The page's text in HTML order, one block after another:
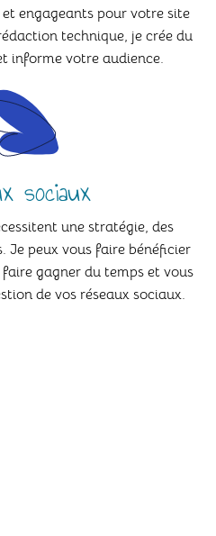
engageants pour votre site
technique, je crée du
informe votre audience.
sociaux
une stratégie, des
Je peux vous faire bénéficier
gagner du temps et vous
de vos réseaux sociaux.